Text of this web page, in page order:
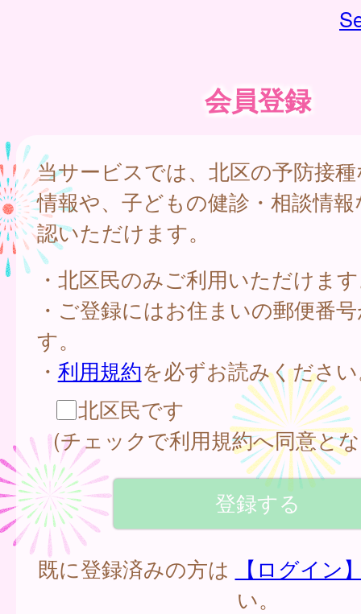
会員登録
当サービスでは、北区の予防接
情報や、子どもの健診・相談情
認いただけます。
・北区民のみご利用いただけま
・ご登録にはお住まいの郵便番
す。
・ 利用規約を必ずお読みくださ
北区民です
(チェックで利用規約へ同意と
既に登録済みの方は
【ログイン
い。